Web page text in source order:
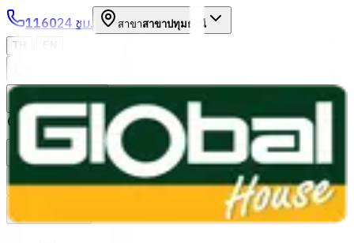
116024 ชม. สาขาสาขาปทุมธานี
TH
หมวดหมู่สินค้า
ค้นหา
บัญชีของฉัน ตะกร้าสินค้า
Previous slide